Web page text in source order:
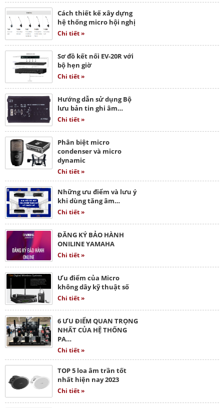
Cách thiết kế xây dựng
hệ thống micro hội nghị
Chi tiết »
Sơ đồ kết nối EV-20R với
bộ hẹn giờ
Chi tiết »
Hướng dẫn sử dụng Bộ
lưu bản tin ghi âm…
Chi tiết »
Phân biệt micro
condenser và micro
dynamic
Chi tiết »
Những ưu điểm và lưu ý
khi dùng tăng âm…
Chi tiết »
ĐĂNG KÝ BẢO HÀNH
ONILINE YAMAHA
Chi tiết »
Ưu điểm của Micro
không dây kỹ thuật số
Chi tiết »
6 ƯU ĐIỂM QUAN TRỌNG
NHẤT CỦA HỆ THỐNG
PA…
Chi tiết »
TOP 5 loa âm trần tốt
nhất hiện nay 2023
Chi tiết »